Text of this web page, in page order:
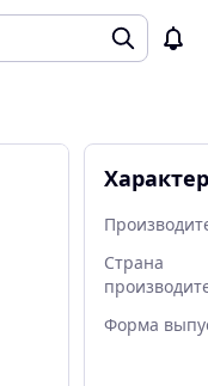
Страна
Форма